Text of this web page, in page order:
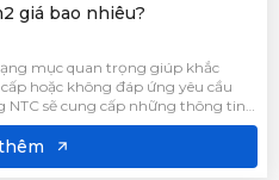
giá bao nhiêu?
mục quan trọng giúp khắc
hoặc không đáp ứng yêu cầu
NTC sẽ cung cấp những thông tin
doanh nghiệp có sự chuẩn bị tốt